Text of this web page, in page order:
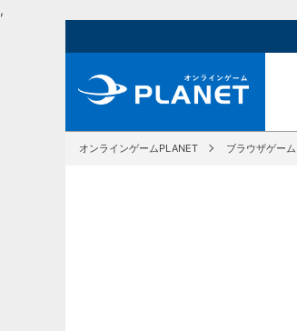
,
オンラインゲームPLANET ブラウザゲーム